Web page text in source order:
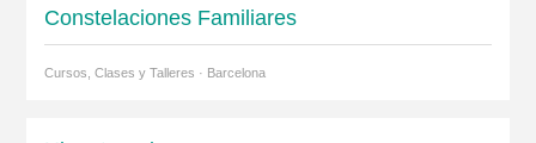
Constelaciones Familiares
Cursos, Clases y Talleres · Barcelona